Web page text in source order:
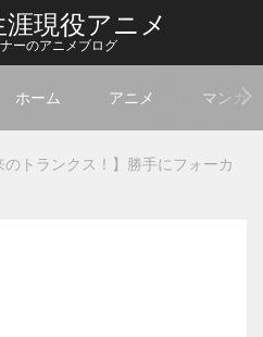
現役アニメ
ーのアニメブログ
ホーム アニメ マンガ
のトランクス！】勝手にフォーカ